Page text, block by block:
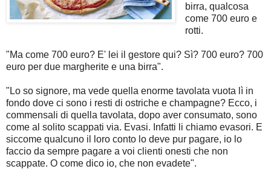
birra, qualcosa
come 700 euro e
rotti.
"Ma come 700 euro? E' lei il gestore qui? Sì? 700 euro? 700
euro per due margherite e una birra".
"Lo so signore, ma vede quella enorme tavolata vuota lì in
fondo dove ci sono i resti di ostriche e champagne? Ecco, i
commensali di quella tavolata, dopo aver consumato, sono
come al solito scappati via. Evasi. Infatti li chiamo evasori. E
siccome qualcuno il loro conto lo deve pur pagare, io lo
faccio da sempre pagare a voi clienti onesti che non
scappate. O come dico io, che non evadete".